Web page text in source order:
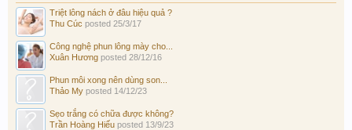
Triệt lông nách ở đâu hiệu quả ?
Thu Cúc posted 25/3/17
Công nghệ phun lông mày cho...
Xuân Hương posted 28/12/16
Phun môi xong nên dùng son...
Thảo My posted 14/12/23
Sẹo trắng có chữa được không?
Trần Hoàng Hiếu posted 13/9/23